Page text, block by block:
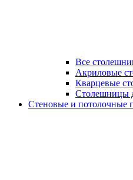
Все
Акриловые
Кварцевые
Столешницы
Стеновые и потолочные